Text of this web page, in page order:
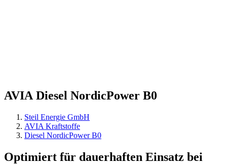
AVIA Diesel NordicPower B0
Steil Energie GmbH
AVIA Kraftstoffe
Diesel NordicPower B0
Optimiert für dauerhaften Einsatz bei